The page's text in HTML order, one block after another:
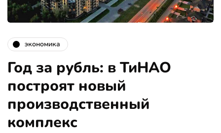
экономика
Год за рубль: в ТиНАО
построят новый
производственный
комплекс